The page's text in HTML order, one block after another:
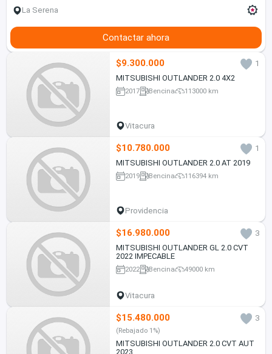
La Serena
Contactar ahora
$9.300.000
1
MITSUBISHI OUTLANDER 2.0 4X2
2017 Bencina 113000 km
Vitacura
$10.780.000
1
MITSUBISHI OUTLANDER 2.0 AT 2019
2019 Bencina 116394 km
Providencia
$16.980.000
3
MITSUBISHI OUTLANDER GL 2.0 CVT
2022 IMPECABLE
2022 Bencina 49000 km
Vitacura
$15.480.000 3
(Rebajado 1%)
MITSUBISHI OUTLANDER 2.0 CVT AUT
2023